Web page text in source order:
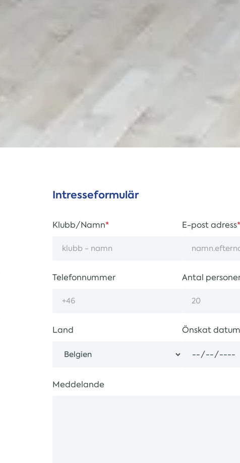
Intresseformulär
Klubb/Namn E-post adress
Telefonnummer Antal
Land Önskat datum
Meddelande